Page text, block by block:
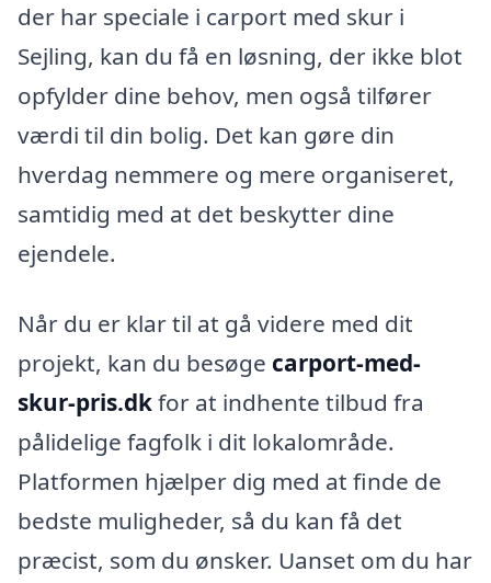
der har speciale i carport med skur i
Sejling, kan du få en løsning, der ikke blot
opfylder dine behov, men også tilfører
værdi til din bolig. Det kan gøre din
hverdag nemmere og mere organiseret,
samtidig med at det beskytter dine
ejendele.
Når du er klar til at gå videre med dit
projekt, kan du besøge carport-med-
skur-pris.dkfor at indhente tilbud fra
pålidelige fagfolk i dit lokalområde.
Platformen hjælper dig med at finde de
bedste muligheder, så du kan få det
præcist, som du ønsker. Uanset om du har